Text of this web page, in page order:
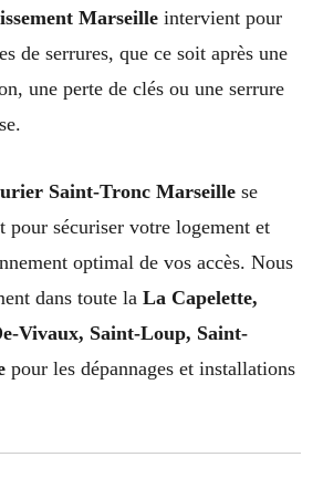
Marseille intervient pour
de serrures, que ce soit après une
une perte de clés ou une serrure
Saint-Tronc Marseille se
pour sécuriser votre logement et
optimal de vos accès. Nous
dans toute la La Capelette,
Vivaux, Saint-Loup, Saint-
pour les dépannages et installations